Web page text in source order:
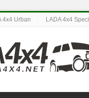
4x4 Urban LADA 4x4